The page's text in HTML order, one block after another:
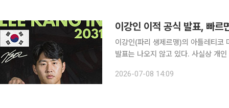
이강인 이적 공식 발표, 빠
이강인(파리 생제르맹)의 아틀레티코
발표는 나오지 않고 있다. 사실상 개
사실상 성사됐다는 보도가 잇따랐다.
2026-07-08 14:09